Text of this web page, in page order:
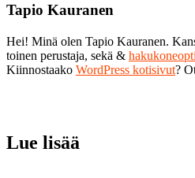
Tapio Kauranen
Hei! Minä olen Tapio Kauranen.
toinen perustaja, sekä &
Kiinnostaako WordPress kotisivut?
Lue lisää